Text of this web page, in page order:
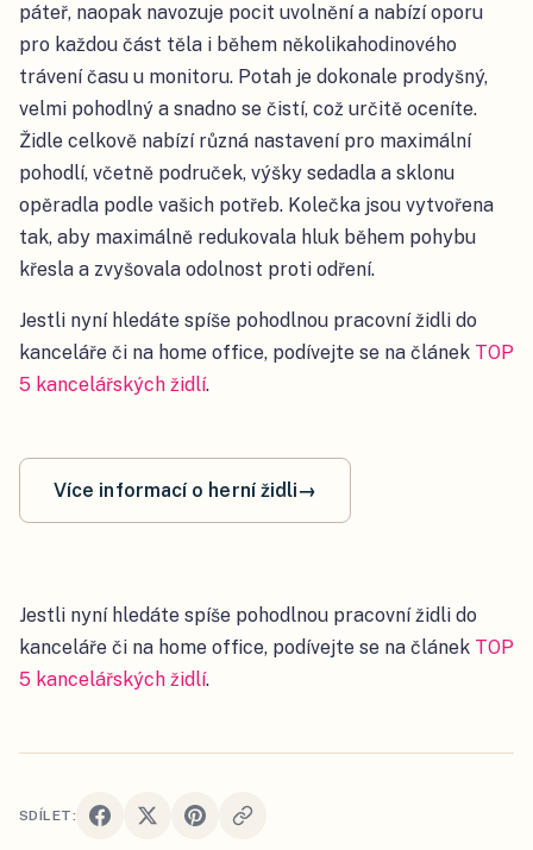
páteř, naopak navozuje pocit uvolnění a nabízí oporu
pro každou část těla i během několikahodinového
trávení času u monitoru. Potah je dokonale prodyšný,
velmi pohodlný a snadno se čistí, což určitě oceníte.
Židle celkově nabízí různá nastavení pro maximální
pohodlí, včetně područek, výšky sedadla a sklonu
opěradla podle vašich potřeb. Kolečka jsou vytvořena
tak, aby maximálně redukovala hluk během pohybu
křesla a zvyšovala odolnost proti odření.
Jestli nyní hledáte spíše pohodlnou pracovní židli do
kanceláře či na home office, podívejte se na článek TOP
5 kancelářských židlí.
Více informací o herní židli→
Jestli nyní hledáte spíše pohodlnou pracovní židli do
kanceláře či na home office, podívejte se na článek TOP
5 kancelářských židlí.
SDÍLET: